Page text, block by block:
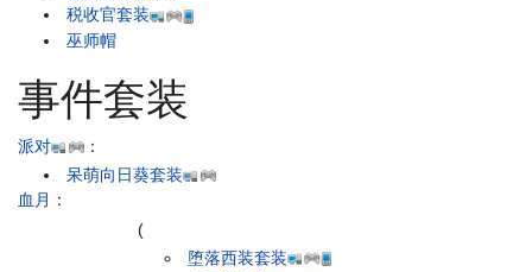
税收官套装
巫师帽
事件套装
派对
：
呆萌向日葵套装
血月 ：
(
堕落西装套装